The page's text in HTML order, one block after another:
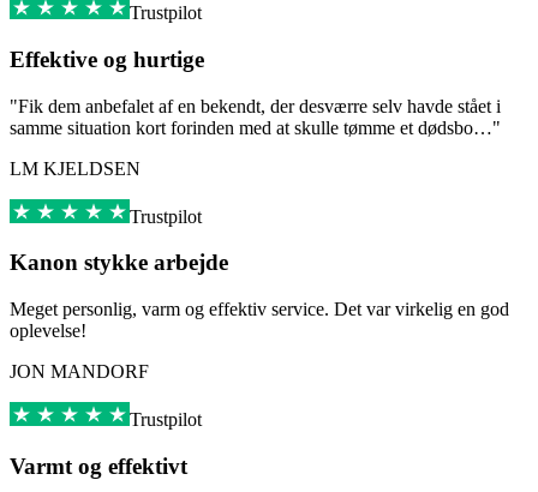
Trustpilot
Effektive og hurtige
"Fik dem anbefalet af en bekendt, der desværre selv havde stået i
samme situation kort forinden med at skulle tømme et dødsbo…"
LM KJELDSEN
Trustpilot
Kanon stykke arbejde
Meget personlig, varm og effektiv service. Det var virkelig en god
oplevelse!
JON MANDORF
Trustpilot
Varmt og effektivt